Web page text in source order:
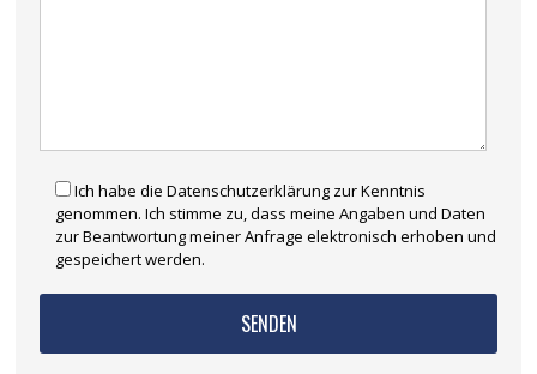
Ich habe die Datenschutzerklärung zur Kenntnis
genommen. Ich stimme zu, dass meine Angaben und Daten
zur Beantwortung meiner Anfrage elektronisch erhoben und
gespeichert werden.